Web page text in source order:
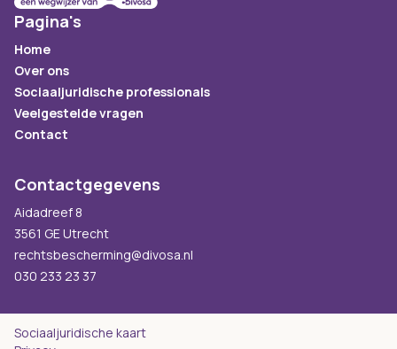
Pagina's
Home
Over ons
Sociaaljuridische professionals
Veelgestelde vragen
Contact
Contactgegevens
Aidadreef 8
3561 GE Utrecht
rechtsbescherming@divosa.nl
030 233 23 37
Sociaaljuridische kaart